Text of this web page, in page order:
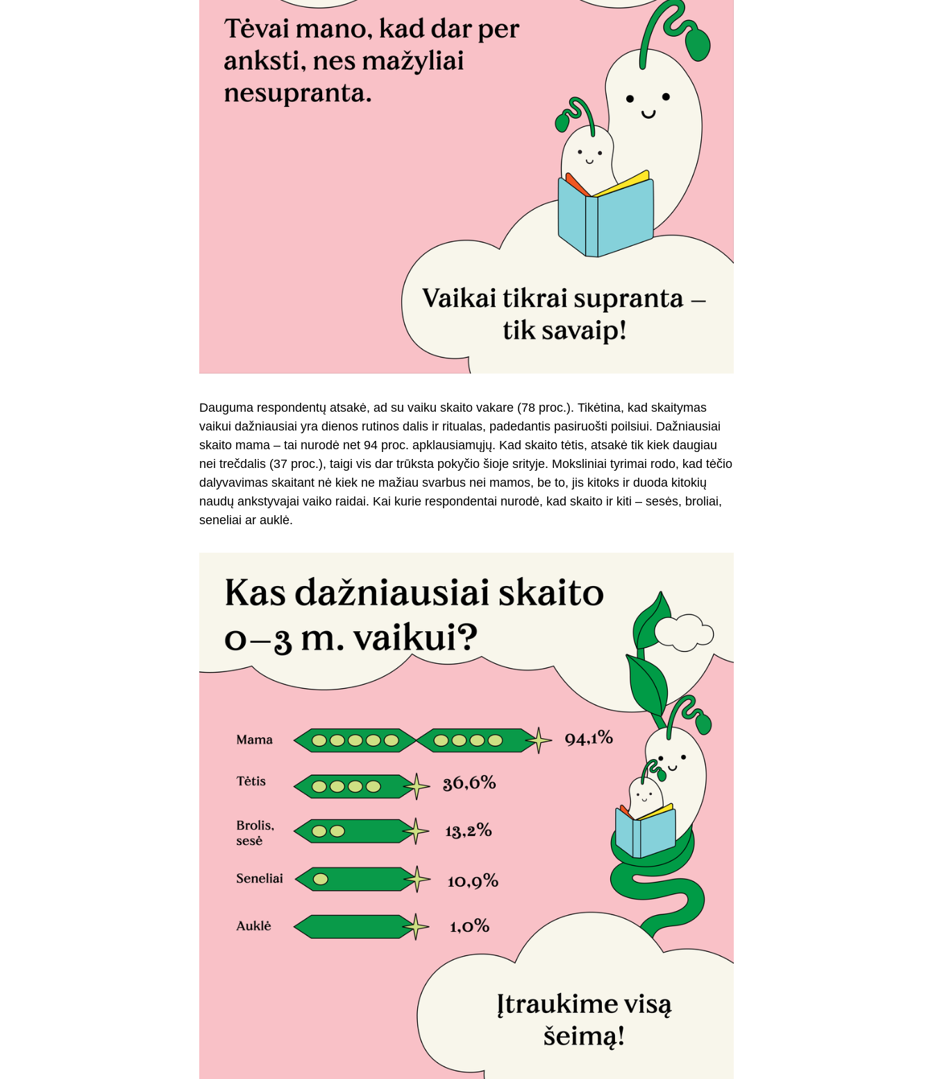
Dauguma respondentų atsakė, ad su vaiku skaito vakare (78 proc.). Tikėtina, kad skaitymas
vaikui dažniausiai yra dienos rutinos dalis ir ritualas, padedantis pasiruošti poilsiui. Dažniausiai
skaito mama – tai nurodė net 94 proc. apklausiamųjų. Kad skaito tėtis, atsakė tik kiek daugiau
nei trečdalis (37 proc.), taigi vis dar trūksta pokyčio šioje srityje. Moksliniai tyrimai rodo, kad tėčio
dalyvavimas skaitant nė kiek ne mažiau svarbus nei mamos, be to, jis kitoks ir duoda kitokių
naudų ankstyvajai vaiko raidai. Kai kurie respondentai nurodė, kad skaito ir kiti – sesės, broliai,
seneliai ar auklė.